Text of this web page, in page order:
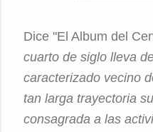
Dice "El Album del
cuarto de siglo lleva
caracterizado vecino
tan larga trayectoria
consagrada a las